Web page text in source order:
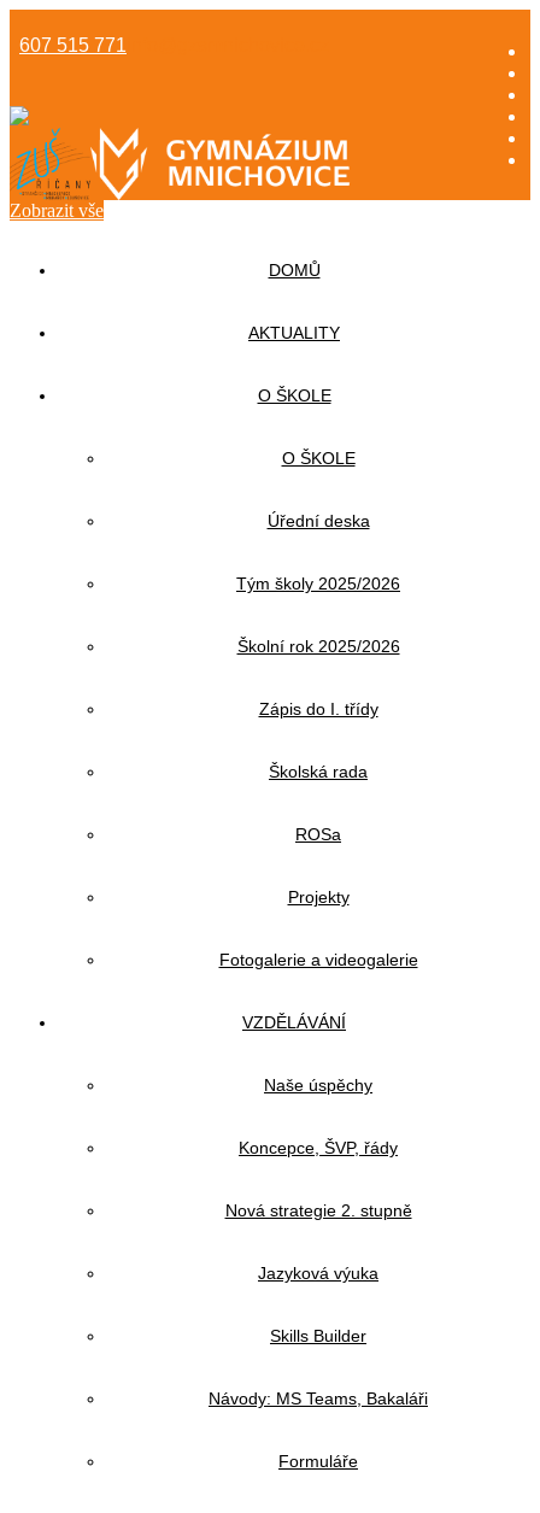
607 515 771
Zobrazit vše
DOMŮ
AKTUALITY
O ŠKOLE
O ŠKOLE
Úřední deska
Tým školy 2025/2026
Školní rok 2025/2026
Zápis do I. třídy
Školská rada
ROSa
Projekty
Fotogalerie a videogalerie
VZDĚLÁVÁNÍ
Naše úspěchy
Koncepce, ŠVP, řády
Nová strategie 2. stupně
Jazyková výuka
Skills Builder
Návody: MS Teams, Bakaláři
Formuláře